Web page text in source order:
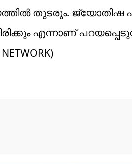
തുടരും.
എന്നാണ്